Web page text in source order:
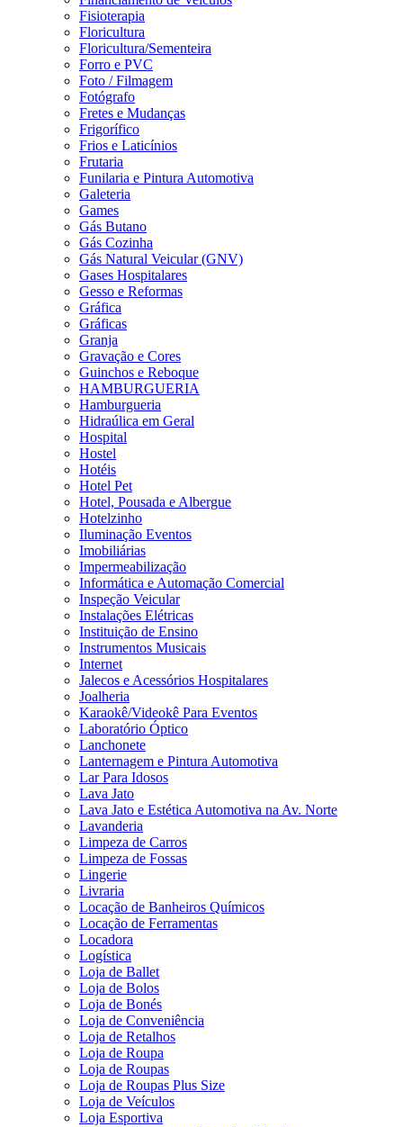
Fisioterapia
Floricultura
Floricultura/Sementeira
Forro e PVC
Foto / Filmagem
Fotógrafo
Fretes e Mudanças
Frigorífico
Frios e Laticínios
Frutaria
Funilaria e Pintura Automotiva
Galeteria
Games
Gás Butano
Gás Cozinha
Gás Natural Veicular (GNV)
Gases Hospitalares
Gesso e Reformas
Gráfica
Gráficas
Granja
Gravação e Cores
Guinchos e Reboque
HAMBURGUERIA
Hamburgueria
Hidraúlica em Geral
Hospital
Hostel
Hotéis
Hotel Pet
Hotel, Pousada e Albergue
Hotelzinho
Iluminação Eventos
Imobiliárias
Impermeabilização
Informática e Automação Comercial
Inspeção Veicular
Instalações Elétricas
Instituição de Ensino
Instrumentos Musicais
Internet
Jalecos e Acessórios Hospitalares
Joalheria
Karaokê/Videokê Para Eventos
Laboratório Óptico
Lanchonete
Lanternagem e Pintura Automotiva
Lar Para Idosos
Lava Jato
Lava Jato e Estética Automotiva na Av. Norte
Lavanderia
Limpeza de Carros
Limpeza de Fossas
Lingerie
Livraria
Locação de Banheiros Químicos
Locação de Ferramentas
Locadora
Logística
Loja de Ballet
Loja de Bolos
Loja de Bonés
Loja de Conveniência
Loja de Retalhos
Loja de Roupa
Loja de Roupas
Loja de Roupas Plus Size
Loja de Veículos
Loja Esportiva